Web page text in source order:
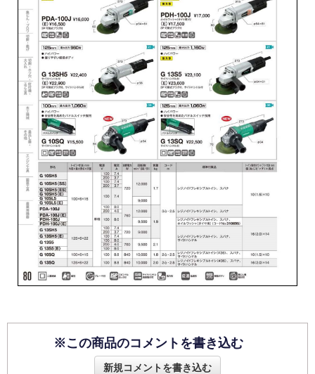
※この商品のコメントを書き込む
新規コメントを書き込む